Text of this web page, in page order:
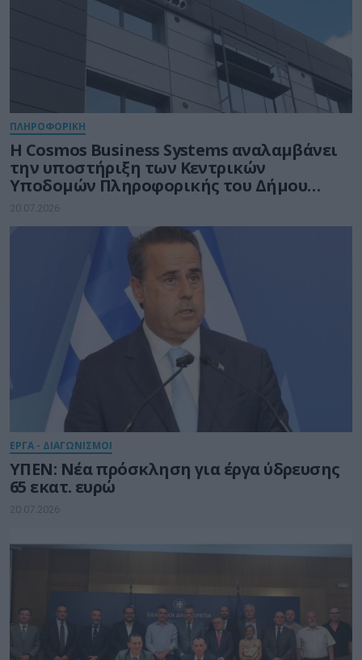
ΠΛΗΡΟΦΟΡΙΚΗ
Η Cosmos Business Systems αναλαμβάνει
την υποστήριξη των Κεντρικών
Υποδομών Πληροφορικής του Δήμου
Θεσσαλονίκης
20.07.2026
ΕΡΓΑ - ΔΙΑΓΩΝΙΣΜΟΙ
ΥΠΕΝ: Νέα πρόσκληση για έργα ύδρευσης
65 εκατ. ευρώ
20.07.2026